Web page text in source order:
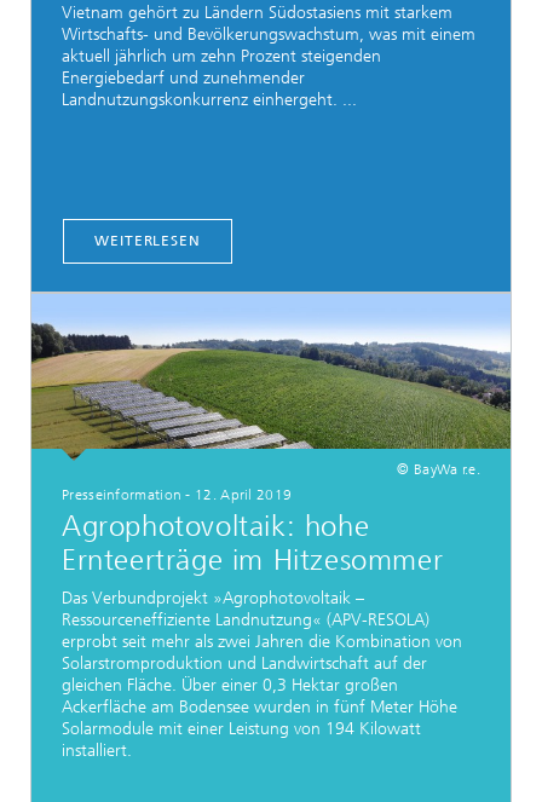
Vietnam gehört zu Ländern Südostasiens mit starkem
Wirtschafts- und Bevölkerungswachstum, was mit einem
aktuell jährlich um zehn Prozent steigenden
Energiebedarf und zunehmender
Landnutzungskonkurrenz einhergeht. ...
WEITERLESEN
© BayWa r.e.
Presseinformation - 12. April 2019
Agrophotovoltaik: hohe
Ernteerträge im Hitzesommer
Das Verbundprojekt »Agrophotovoltaik –
Ressourceneffiziente Landnutzung« (APV-RESOLA)
erprobt seit mehr als zwei Jahren die Kombination von
Solarstromproduktion und Landwirtschaft auf der
gleichen Fläche. Über einer 0,3 Hektar großen
Ackerfläche am Bodensee wurden in fünf Meter Höhe
Solarmodule mit einer Leistung von 194 Kilowatt
installiert.